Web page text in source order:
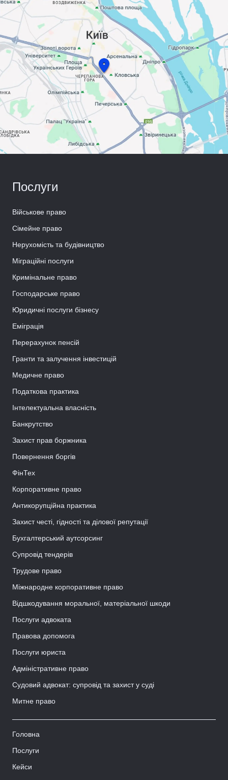
Послуги
Військове право
Сімейне право
Нерухомість та будівництво
Міграційні послуги
Кримінальне право
Господарське право
Юридичні послуги бізнесу
Еміграція
Перерахунок пенсій
Гранти та залучення інвестицій
Медичне право
Податкова практика
Інтелектуальна власність
Банкрутство
Захист прав боржника
Повернення боргів
ФінТех
Корпоративне право
Антикорупційна практика
Захист честі, гідності та ділової репутації
Бухгалтерський аутсорсинг
Супровід тендерів
Трудове право
Міжнародне корпоративне право
Відшкодування моральної, матеріальної шкоди
Послуги адвоката
Правова допомога
Послуги юриста
Адміністративне право
Судовий адвокат: супровід та захист у суді
Митне право
Головна
Послуги
Кейси